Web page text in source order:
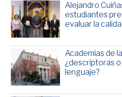
Alejandro
estudiantes
evaluar la
Academias de
¿descriptoras
lenguaje?